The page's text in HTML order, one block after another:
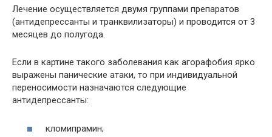
Лечение осуществляется двумя группами препаратов
(антидепрессанты и транквилизаторы) и проводится от 3
месяцев до полугода.
Если в картине такого заболевания как агорафобия ярко
выражены панические атаки, то при индивидуальной
переносимости назначаются следующие
антидепрессанты:
кломипрамин;